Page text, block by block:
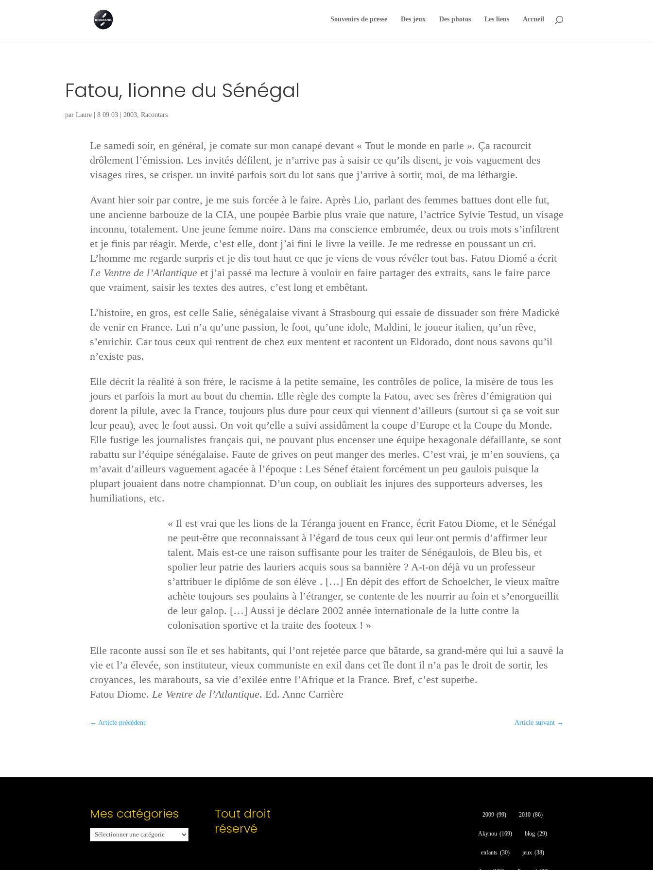
Souvenirs de presse Des jeux Des photos Les liens Accueil
Fatou, lionne du Sénégal
parLaure |8 09 03 | 2003 ,Racontars
Le samedi soir, en général, je comate sur mon canapé devant « Tout le monde en parle ». Ça racourcit
drôlement l’émission. Les invités défilent, je n’arrive pas à saisir ce qu’ils disent, je vois vaguement des
visages rires, se crisper. un invité parfois sort du lot sans que j’arrive à sortir, moi, de ma léthargie.
Avant hier soir par contre, je me suis forcée à le faire. Après Lio, parlant des femmes battues dont elle fut,
une ancienne barbouze de la CIA, une poupée Barbie plus vraie que nature, l’actrice Sylvie Testud, un visage
inconnu, totalement. Une jeune femme noire. Dans ma conscience embrumée, deux ou trois mots s’infiltrent
et je finis par réagir. Merde, c’est elle, dont j’ai fini le livre la veille. Je me redresse en poussant un cri.
L’homme me regarde surpris et je dis tout haut ce que je viens de vous révéler tout bas. Fatou Diomé a écrit
Le Ventre de l’Atlantiqueet j’ai passé ma lecture à vouloir en faire partager des extraits, sans le faire parce
que vraiment, saisir les textes des autres, c’est long et embêtant.
L’histoire, en gros, est celle Salie, sénégalaise vivant à Strasbourg qui essaie de dissuader son frère Madické
de venir en France. Lui n’a qu’une passion, le foot, qu’une idole, Maldini, le joueur italien, qu’un rêve,
s’enrichir. Car tous ceux qui rentrent de chez eux mentent et racontent un Eldorado, dont nous savons qu’il
n’existe pas.
Elle décrit la réalité à son frère, le racisme à la petite semaine, les contrôles de police, la misère de tous les
jours et parfois la mort au bout du chemin. Elle règle des compte la Fatou, avec ses frères d’émigration qui
dorent la pilule, avec la France, toujours plus dure pour ceux qui viennent d’ailleurs (surtout si ça se voit sur
leur peau), avec le foot aussi. On voit qu’elle a suivi assidûment la coupe d’Europe et la Coupe du Monde.
Elle fustige les journalistes français qui, ne pouvant plus encenser une équipe hexagonale défaillante, se sont
rabattu sur l’équipe sénégalaise. Faute de grives on peut manger des merles. C’est vrai, je m’en souviens, ça
m’avait d’ailleurs vaguement agacée à l’époque : Les Sénef étaient forcément un peu gaulois puisque la
plupart jouaient dans notre championnat. D’un coup, on oubliait les injures des supporteurs adverses, les
humiliations, etc.
« Il est vrai que les lions de la Téranga jouent en France, écrit Fatou Diome, et le Sénégal
ne peut-être que reconnaissant à l’égard de tous ceux qui leur ont permis d’affirmer leur
talent. Mais est-ce une raison suffisante pour les traiter de Sénégaulois, de Bleu bis, et
spolier leur patrie des lauriers acquis sous sa bannière ? A-t-on déjà vu un professeur
s’attribuer le diplôme de son élève . […] En dépit des effort de Schoelcher, le vieux maître
achète toujours ses poulains à l’étranger, se contente de les nourrir au foin et s’enorgueillit
de leur galop. […] Aussi je déclare 2002 année internationale de la lutte contre la
colonisation sportive et la traite des footeux ! »
Elle raconte aussi son île et ses habitants, qui l’ont rejetée parce que bâtarde, sa grand-mère qui lui a sauvé la
vie et l’a élevée, son instituteur, vieux communiste en exil dans cet île dont il n’a pas le droit de sortir, les
croyances, les marabouts, sa vie d’exilée entre l’Afrique et la France. Bref, c’est superbe.
Fatou Diome. Le Ventre de l’Atlantique. Ed. Anne Carrière
← Article précédent Article suivant→
Mes catégories
Mes
catégories
Tout droit
réservé
2009 (99) 2010 (86)
Akynou (169) blog (29)
enfants (30) jeux (38)